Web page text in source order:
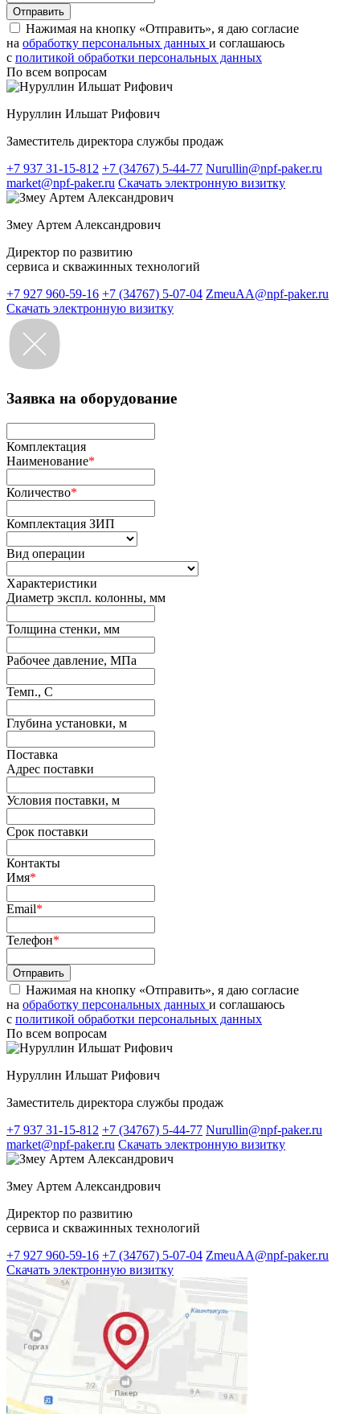
Нажимая на кнопку «Отправить», я даю согласие
на обработку персональных данных и соглашаюсь
c политикой обработки персональных данных
По всем вопросам
Нуруллин Ильшат Рифович
Заместитель директора службы продаж
+7 937 31-15-812 +7 (34767) 5-44-77 Nurullin@npf-paker.ru
market@npf-paker.ru Скачать электронную визитку
Змеу Артем Александрович
Директор по развитию
сервиса и скважинных технологий
+7 927 960-59-16 +7 (34767) 5-07-04 ZmeuAA@npf-paker.ru
Скачать электронную визитку
Заявка на оборудование
Комплектация
Наименование*
Количество*
Комплектация ЗИП
Вид операции
Характеристики
Диаметр экспл. колонны, мм
Толщина стенки, мм
Рабочее давление, МПа
Темп., С
Глубина установки, м
Поставка
Адрес поставки
Условия поставки, м
Срок поставки
Контакты
Имя*
Email*
Телефон*
Нажимая на кнопку «Отправить», я даю согласие
на обработку персональных данных и соглашаюсь
c политикой обработки персональных данных
По всем вопросам
Нуруллин Ильшат Рифович
Заместитель директора службы продаж
+7 937 31-15-812 +7 (34767) 5-44-77 Nurullin@npf-paker.ru
market@npf-paker.ru Скачать электронную визитку
Змеу Артем Александрович
Директор по развитию
сервиса и скважинных технологий
+7 927 960-59-16 +7 (34767) 5-07-04 ZmeuAA@npf-paker.ru
Скачать электронную визитку